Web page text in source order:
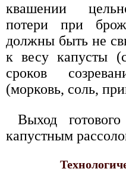
квашении
потери при
должны быть не
к весу капусты
сроков
(морковь, соль,
Выход
капустным